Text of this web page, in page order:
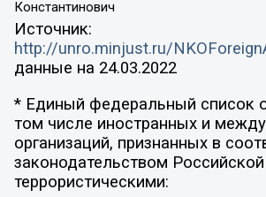
Константинович
Источник:
http://unro.minjust.ru/
данные на 24.03.2022
* Единый федеральный список
том числе иностранных и
организаций, признанных в
законодательством
террористическими: